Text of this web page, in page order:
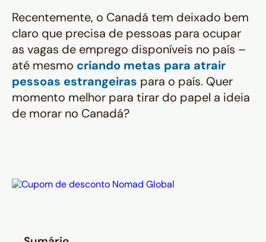
Recentemente, o Canadá tem deixado bem
claro que precisa de pessoas para ocupar
as vagas de emprego disponíveis no país –
até mesmo criando metas para atrair
pessoas estrangeiras para o país. Quer
momento melhor para tirar do papel a ideia
de morar no Canadá?